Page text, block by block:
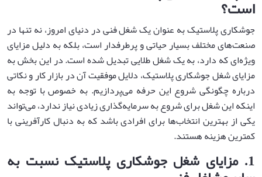
است؟
جوشکاری پلاستیک به عنوان یک شغل فنی در دنیای امروز، نه تنها در
صنعت‌های مختلف بسیار حیاتی و پرطرفدار است، بلکه به دلیل مزایای
ویژه‌ای که دارد، به یک شغل طلایی تبدیل شده است. در این بخش به
مزایای شغل جوشکاری پلاستیک، دلایل موفقیت آن در بازار کار و نکاتی
درباره چگونگی شروع این حرفه می‌پردازیم. به خصوص با توجه به
اینکه این شغل برای شروع به سرمایه‌گذاری زیادی نیاز ندارد، می‌تواند
یکی از بهترین انتخاب‌ها برای افرادی باشد که به دنبال کارآفرینی با
کمترین هزینه هستند.
1. مزایای شغل جوشکاری پلاستیک نسبت به